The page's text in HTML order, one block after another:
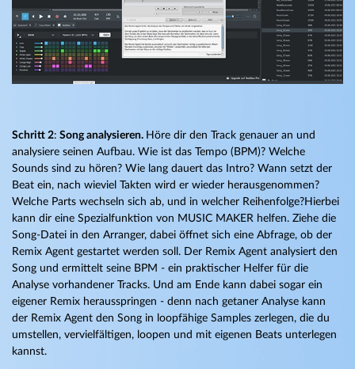
Schritt 2: Song analysieren. Höre dir den Track genauer an und
analysiere seinen Aufbau. Wie ist das Tempo (BPM)? Welche
Sounds sind zu hören? Wie lang dauert das Intro? Wann setzt der
Beat ein, nach wieviel Takten wird er wieder herausgenommen?
Welche Parts wechseln sich ab, und in welcher Reihenfolge?Hierbei
kann dir eine Spezialfunktion von MUSIC MAKER helfen. Ziehe die
Song-Datei in den Arranger, dabei öffnet sich eine Abfrage, ob der
Remix Agent gestartet werden soll. Der Remix Agent analysiert den
Song und ermittelt seine BPM - ein praktischer Helfer für die
Analyse vorhandener Tracks. Und am Ende kann dabei sogar ein
eigener Remix herausspringen - denn nach getaner Analyse kann
der Remix Agent den Song in loopfähige Samples zerlegen, die du
umstellen, vervielfältigen, loopen und mit eigenen Beats unterlegen
kannst.